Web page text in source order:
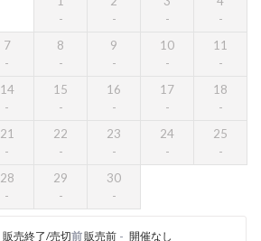
7 8 9 10 11
14 15 16 17 18
21 22 23 24 25
28 29 30
販売終了/売切前販売前 - 開催なし